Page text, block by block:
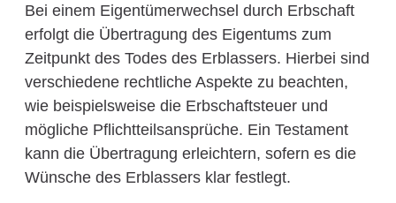
Bei einem Eigentümerwechsel durch Erbschaft
erfolgt die Übertragung des Eigentums zum
Zeitpunkt des Todes des Erblassers. Hierbei sind
verschiedene rechtliche Aspekte zu beachten,
wie beispielsweise die Erbschaftsteuer und
mögliche Pflichtteilsansprüche. Ein Testament
kann die Übertragung erleichtern, sofern es die
Wünsche des Erblassers klar festlegt.